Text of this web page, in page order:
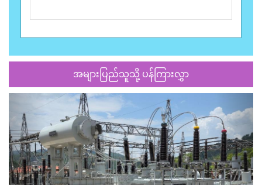
အများပြည်သူသို့ ပန်ကြားလွှာ
Previous